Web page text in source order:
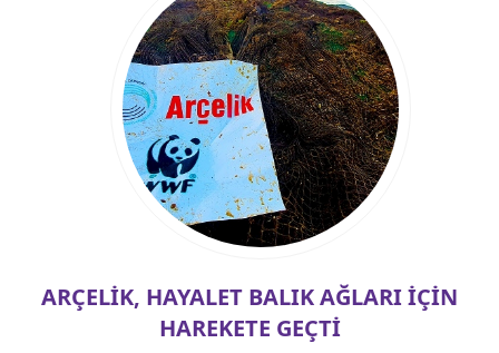
ARÇELİK, HAYALET BALIK AĞLARI İÇİN
HAREKETE GEÇTİ